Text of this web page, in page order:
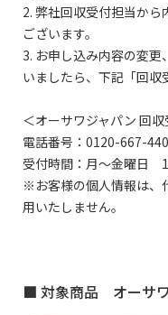
2. 弊社回収受付担当か
ございます。
3. お申し込み内容の変
いましたら、下記「回収
＜オーサワジャパン 回収
電話番号：0120-667-440
受付時間：月～金曜日
※お客様の個人情報は、
用いたしません。
■ 対象商品 オーサ